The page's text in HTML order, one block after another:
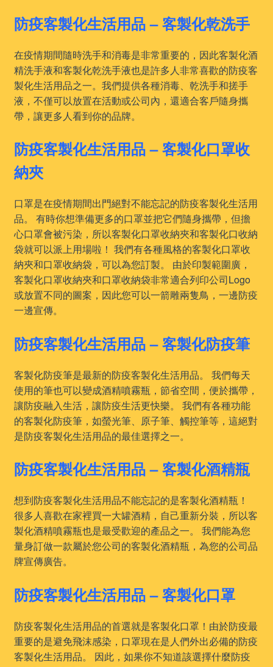
防疫客製化生活用品 – 客製化乾洗手
在疫情期間隨時洗手和消毒是非常重要的，因此客製化酒
精洗手液和客製化乾洗手液也是許多人非常喜歡的防疫客
製化生活用品之一。我們提供各種消毒、乾洗手和搓手
液，不僅可以放置在活動或公司內，還適合客戶隨身攜
帶，讓更多人看到你的品牌。
防疫客製化生活用品 – 客製化口罩收
納夾
口罩是在疫情期間出門絕對不能忘記的防疫客製化生活用
品。 有時你想準備更多的口罩並把它們隨身攜帶，但擔
心口罩會被污染，所以客製化口罩收納夾和客製化口收納
袋就可以派上用場啦！ 我們有各種風格的客製化口罩收
納夾和口罩收納袋，可以為您訂製。 由於印製範圍廣，
客製化口罩收納夾和口罩收納袋非常適合列印公司Logo
或放置不同的圖案，因此您可以一箭雕兩隻鳥，一邊防疫
一邊宣傳。
防疫客製化生活用品 – 客製化防疫筆
客製化防疫筆是最新的防疫客製化生活用品。 我們每天
使用的筆也可以變成酒精噴霧瓶，節省空間，便於攜帶，
讓防疫融入生活，讓防疫生活更快樂。 我們有各種功能
的客製化防疫筆，如螢光筆、原子筆、觸控筆等，這絕對
是防疫客製化生活用品的最佳選擇之一。
防疫客製化生活用品 – 客製化酒精瓶
想到防疫客製化生活用品不能忘記的是客製化酒精瓶！
很多人喜歡在家裡買一大罐酒精，自己重新分裝，所以客
製化酒精噴霧瓶也是最受歡迎的產品之一。 我們能為您
量身訂做一款屬於您公司的客製化酒精瓶，為您的公司品
牌宣傳廣告。
防疫客製化生活用品 – 客製化口罩
防疫客製化生活用品的首選就是客製化口罩！由於防疫最
重要的是避免飛沫感染，口罩現在是人們外出必備的防疫
客製化生活用品。 因此，如果你不知道該選擇什麼防疫